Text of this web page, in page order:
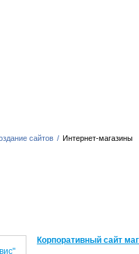
сайтов / Интернет-магазины
Корпоративный сайт